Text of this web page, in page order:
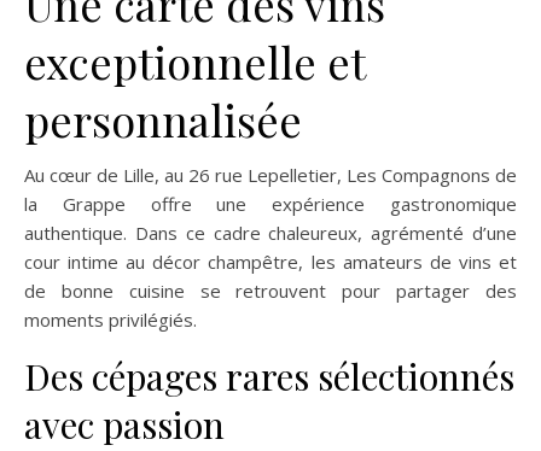
exceptionnelle et
personnalisée
Au cœur de Lille, au 26 rue Lepelletier, Les Compagnons de
la Grappe offre une expérience gastronomique
authentique. Dans ce cadre chaleureux, agrémenté d’une
cour intime au décor champêtre, les amateurs de vins et
de bonne cuisine se retrouvent pour partager des
moments privilégiés.
Des cépages rares sélectionnés
avec passion